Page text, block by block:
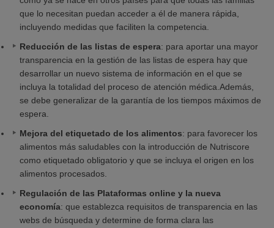
que lo necesitan puedan acceder a él de manera rápida,
incluyendo medidas que faciliten la competencia.
Reducción de las listas de espera: para aportar una mayor
transparencia en la gestión de las listas de espera hay que
desarrollar un nuevo sistema de información en el que se
incluya la totalidad del proceso de atención médica.Además,
se debe generalizar de la garantía de los tiempos máximos de
espera.
Mejora del etiquetado de los alimentos: para favorecer los
alimentos más saludables con la introducción de Nutriscore
como etiquetado obligatorio y que se incluya el origen en los
alimentos procesados.
Regulación de las Plataformas online y la nueva
economía: que establezca requisitos de transparencia en las
webs de búsqueda y determine de forma clara las